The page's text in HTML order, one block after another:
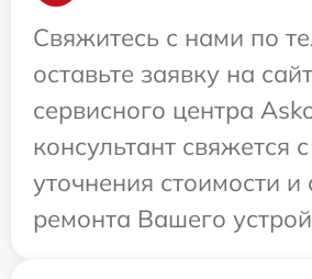
Свяжитесь с нами по
оставьте заявку на
сервисного центра
консультант свяжется
уточнения стоимости и
ремонта Вашего